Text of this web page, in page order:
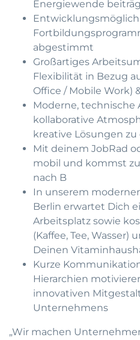
Energiewende
abgestimmt
Großartiges
Flexibilität in Bezug
Office / Mobile Work)
Moderne,
kollaborative
kreative Lösungen zu
Mit deinem JobRad
mobil und kommst
nach B
In unserem
Berlin erwartet Dich
Arbeitsplatz sowie
(Kaffee, Tee, Wasser)
Deinen
Kurze
Hierarchien
innovativen
Unternehmens
„Wir machen